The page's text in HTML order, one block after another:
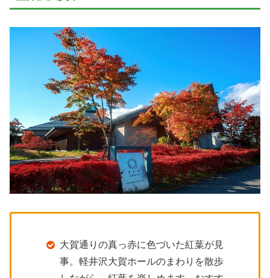
大賀通りの真っ赤に色づいた紅葉が見
事。軽井沢大賀ホールのまわりを散歩